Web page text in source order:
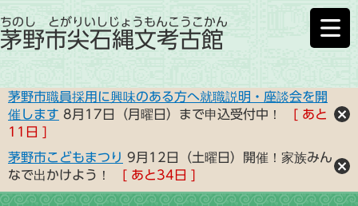
茅野市尖石縄文考古館
ちのし とがりいしじょうもんこうこかん
茅野市職員採用に興味のある方へ就職説明・座談会を開
催します 8月17日（月曜日）まで申込受付中！
あと
11 日
茅野市こどもまつり 9月12日（土曜日）開催！家族みん
なで出かけよう！
あと34 日